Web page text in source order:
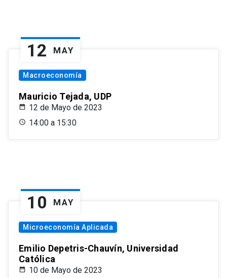
12 MAY
Macroeconomía
Mauricio Tejada, UDP
12 de Mayo de 2023
14:00 a 15:30
10 MAY
Microeconomía Aplicada
Emilio Depetris-Chauvín, Universidad
Católica
10 de Mayo de 2023